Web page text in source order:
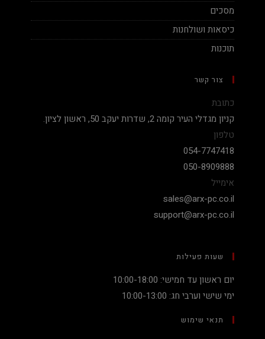
מסכים
כיסאות ושולחנות
תוכנות
צור קשר
כתובת
קניון מגדלי העיר קומה 2, שדרות יעקב 50, ראשון לציון.
טלפון
054-7747418
050-8909888
אימייל
sales@arx-pc.co.il
support@arx-pc.co.il
שעות פעילות
יום ראשון עד חמישי: 10:00-18:00
ימי שישי וערבי חג: 10:00-13:00
תנאי שימוש